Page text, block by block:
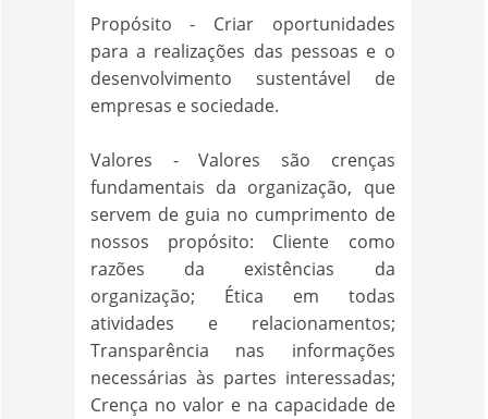
Propósito - Criar oportunidades
para a realizações das pessoas e o
desenvolvimento sustentável de
empresas e sociedade.
Valores - Valores são crenças
fundamentais da organização, que
servem de guia no cumprimento de
nossos propósito: Cliente como
razões da existências da
organização; Ética em todas
atividades e relacionamentos;
Transparência nas informações
necessárias às partes interessadas;
Crença no valor e na capacidade de